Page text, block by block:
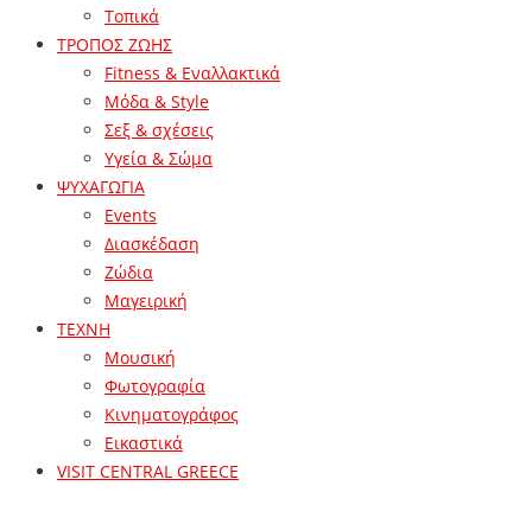
Τοπικά
ΤΡΟΠΟΣ ΖΩΗΣ
Fitness & Εναλλακτικά
Μόδα & Style
Σεξ & σχέσεις
Υγεία & Σώμα
ΨΥΧΑΓΩΓΙΑ
Events
Διασκέδαση
Ζώδια
Μαγειρική
ΤΕΧΝΗ
Μουσική
Φωτογραφία
Κινηματογράφος
Εικαστικά
VISIT CENTRAL GREECE